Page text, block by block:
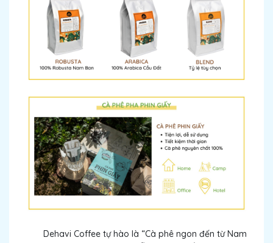
Dehavi Coffee tự hào là “Cà phê ngon đến từ Nam